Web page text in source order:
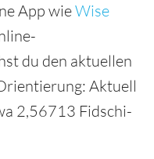
App wieWise
du den aktuellen
Aktuell
2,56713 Fidschi-